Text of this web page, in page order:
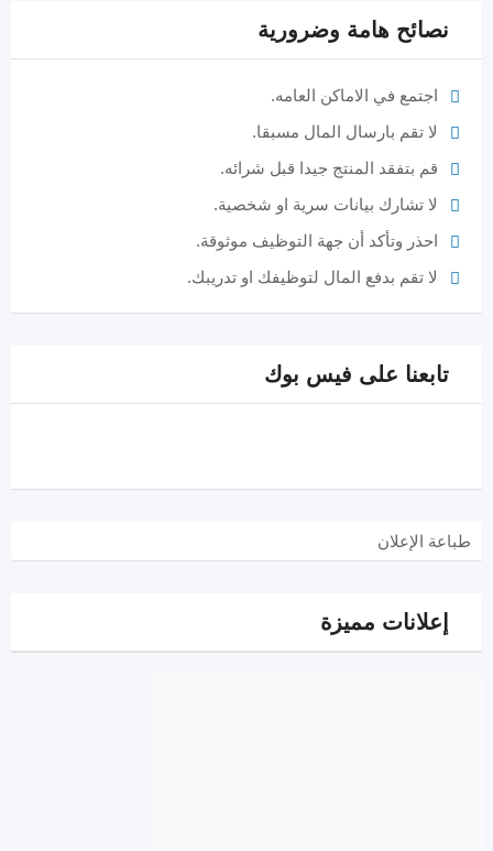
نصائح هامة وضرورية
اجتمع في الاماكن العامه.
لا تقم بارسال المال مسبقا.
قم بتفقد المنتج جيدا قبل شرائه.
لا تشارك بيانات سرية او شخصية.
احذر وتأكد أن جهة التوظيف موثوقة.
لا تقم بدفع المال لتوظيفك او تدريبك.
تابعنا على فيس بوك
طباعة الإعلان
إعلانات مميزة